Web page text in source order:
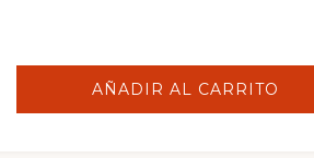
AÑADIR AL CARRITO